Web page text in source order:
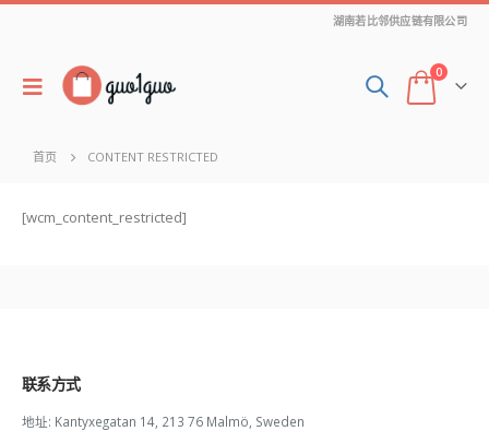
湖南若比邻供应链有限公司
0
首页 CONTENT RESTRICTED
[wcm_content_restricted]
联系方式
地址: Kantyxegatan 14, 213 76 Malmö, Sweden